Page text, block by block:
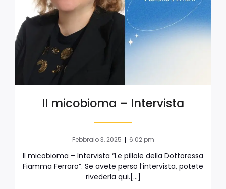
Il micobioma – Intervista
Febbraio 3, 2025 | 6:02 pm
Il micobioma – Intervista “Le pillole della Dottoressa
Fiamma Ferraro”. Se avete perso l’intervista, potete
rivederla qui.[…]